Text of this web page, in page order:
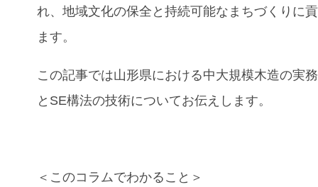
れ、地域文化の保全と持続可能なまちづくりに
ます。
この記事では山形県における中大規模木造の実
とSE構法の技術についてお伝えします。
＜このコラムでわかること＞